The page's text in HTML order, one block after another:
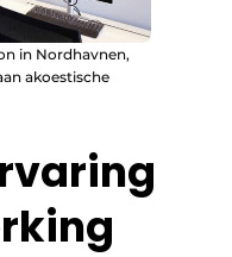
in Nordhavnen,
akoestische